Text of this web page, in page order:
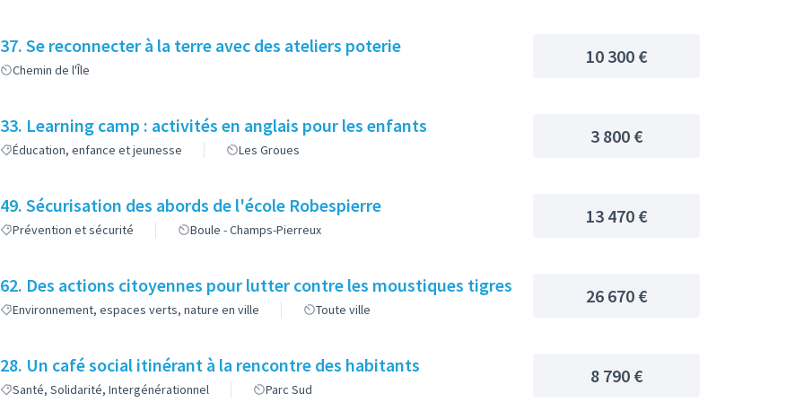
37. Se reconnecter à la terre avec des ateliers poterie
Chemin de l'Île
10 300 €
33. Learning camp : activités en anglais pour les enfants
Éducation, enfance et jeunesse Les Groues
3 800 €
49. Sécurisation des abords de l'école Robespierre
Prévention et sécurité Boule - Champs-Pierreux
13 470 €
62. Des actions citoyennes pour lutter contre les moustiques tigres
Environnement, espaces verts, nature en ville Toute ville
26 670 €
28. Un café social itinérant à la rencontre des habitants
Santé, Solidarité, Intergénérationnel Parc Sud
8 790 €